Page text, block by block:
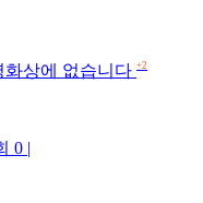
화상에 없습니다 +2
0 |